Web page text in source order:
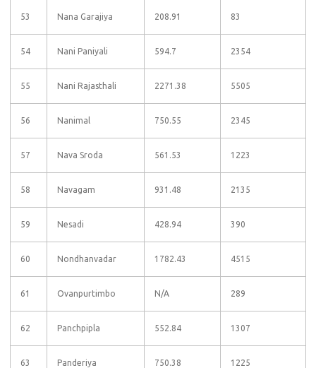
53 Nana Garajiya 208.91 83
54 Nani Paniyali 594.7 2354
55 Nani Rajasthali 2271.38 5505
56 Nanimal 750.55 2345
57 Nava Sroda 561.53 1223
58 Navagam 931.48 2135
59 Nesadi 428.94 390
60 Nondhanvadar 1782.43 4515
61 Ovanpurtimbo N/A 289
62 Panchpipla 552.84 1307
63 Panderiya 750.38 1225